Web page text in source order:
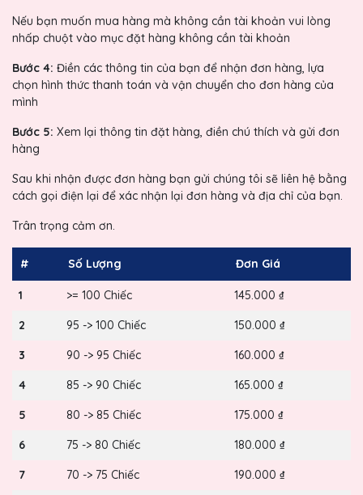
Nếu bạn muốn mua hàng mà không cần tài khoản vui lòng
nhấp chuột vào mục đặt hàng không cần tài khoản
Bước 4: Điền các thông tin của bạn để nhận đơn hàng, lựa
chọn hình thức thanh toán và vận chuyển cho đơn hàng của
mình
Bước 5: Xem lại thông tin đặt hàng, điền chú thích và gửi đơn
hàng
Sau khi nhận được đơn hàng bạn gửi chúng tôi sẽ liên hệ bằng
cách gọi điện lại để xác nhận lại đơn hàng và địa chỉ của bạn.
Trân trọng cảm ơn.
# Số Lượng Đơn Giá
1 >= 100 Chiếc 145.000 ₫
2 95 -> 100 Chiếc 150.000 ₫
3 90 -> 95 Chiếc 160.000 ₫
4 85 -> 90 Chiếc 165.000 ₫
5 80 -> 85 Chiếc 175.000 ₫
6 75 -> 80 Chiếc 180.000 ₫
7 70 -> 75 Chiếc 190.000 ₫